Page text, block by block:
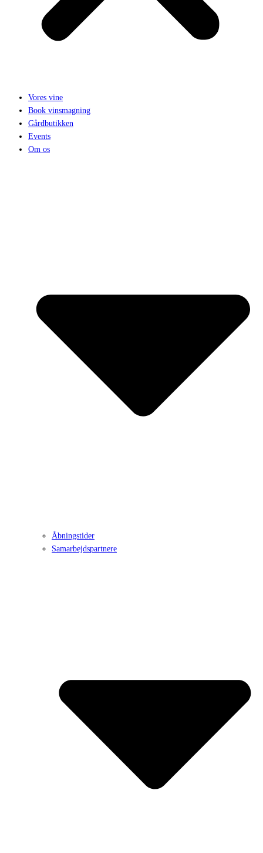
Vores vine
Book vinsmagning
Gårdbutikken
Events
Om os
Åbningstider
Samarbejdspartnere